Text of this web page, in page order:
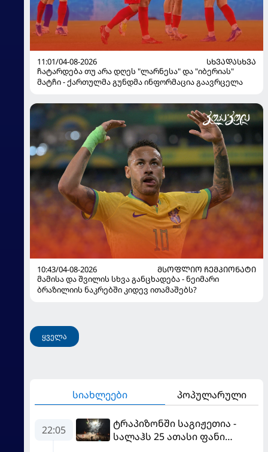
11:01/04-08-2026
ᲡᲮᲕᲐᲓᲐᲡᲮᲕᲐ
ჩატარდება თუ არა დღეს "ლარნესა" და "იბერიას"
მატჩი - ქართულმა გუნდმა ინფორმაცია გაავრცელა
10:43/04-08-2026
ᲛᲡᲝᲤᲚᲘᲝ ᲩᲔᲛᲞᲘᲝᲜᲐᲢᲘ
მამისა და შვილის სხვა განცხადება - ნეიმარი
ბრაზილიის ნაკრებში კიდევ ითამაშებს?
ყველა
სიახლეები პოპულარული
22:05
ტრაპიზონში საგიჟეთია -
სალაჰს 25 ათასი ფანი